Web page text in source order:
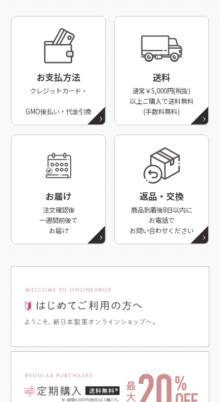
お支払方法
クレジットカード・
GMO後払い・代金引換
送料
通常￥5,000円(税抜)
以上ご購入で送料無料
(手数料無料)
お届け
注文確認後
一週間前後で
お届け
返品・交換
商品到着後8日以内に
お電話で
お問い合わせください